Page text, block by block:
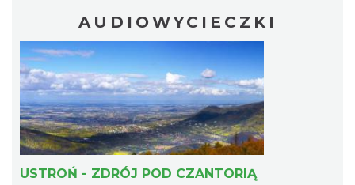
AUDIOWYCIECZKI
USTROŃ - ZDRÓJ POD CZANTORIĄ